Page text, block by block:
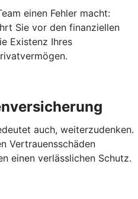
einen Fehler macht:
Sie vor den finanziellen
Existenz Ihres
auch, weiterzudenken.
Vertrauensschäden
einen verlässlichen Schutz.